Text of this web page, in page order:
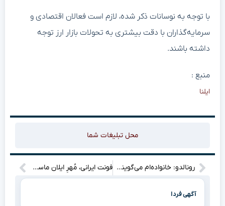
با توجه به نوسانات ذکر شده، لازم است فعالان اقتصادی و
سرمایه‌گذاران با دقت بیشتری به تحولات بازار ارز توجه
داشته باشند.
منبع :
ایلنا
محل تبلیغات شما
رونالدو: خانواده‌ام می‌گویند کافی است، اما شور و اشتیاقم مرا وامی‌دارد! فونت ایرانی، مُهرِ ایلان ماسک بر «ایکس»؟
آگهی فردا